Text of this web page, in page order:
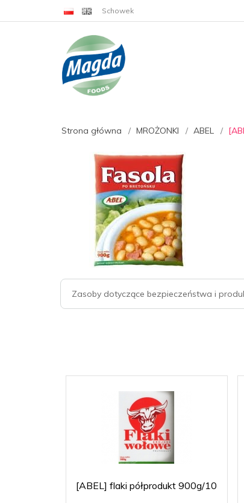
Schowek
Strona główna MROŻONKI ABEL
Zasoby dotyczące bezpieczeństwa i
[ABEL] flaki półprodukt 900g/10